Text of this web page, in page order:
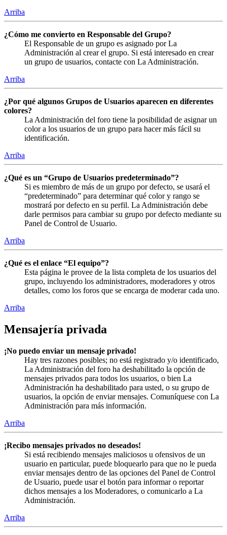
Arriba
¿Cómo me convierto en Responsable del Grupo?
El Responsable de un grupo es asignado por La
Administración al crear el grupo. Si está interesado en crear
un grupo de usuarios, contacte con La Administración.
Arriba
¿Por qué algunos Grupos de Usuarios aparecen en diferentes
colores?
La Administración del foro tiene la posibilidad de asignar un
color a los usuarios de un grupo para hacer más fácil su
identificación.
Arriba
¿Qué es un “Grupo de Usuarios predeterminado”?
Si es miembro de más de un grupo por defecto, se usará el
“predeterminado” para determinar qué color y rango se
mostrará por defecto en su perfil. La Administración debe
darle permisos para cambiar su grupo por defecto mediante su
Panel de Control de Usuario.
Arriba
¿Qué es el enlace “El equipo”?
Esta página le provee de la lista completa de los usuarios del
grupo, incluyendo los administradores, moderadores y otros
detalles, como los foros que se encarga de moderar cada uno.
Arriba
Mensajería privada
¡No puedo enviar un mensaje privado!
Hay tres razones posibles; no está registrado y/o identificado,
La Administración del foro ha deshabilitado la opción de
mensajes privados para todos los usuarios, o bien La
Administración ha deshabilitado para usted, o su grupo de
usuarios, la opción de enviar mensajes. Comuníquese con La
Administración para más información.
Arriba
¡Recibo mensajes privados no deseados!
Si está recibiendo mensajes maliciosos u ofensivos de un
usuario en particular, puede bloquearlo para que no le pueda
enviar mensajes dentro de las opciones del Panel de Control
de Usuario, puede usar el botón para informar o reportar
dichos mensajes a los Moderadores, o comunicarlo a La
Administración.
Arriba